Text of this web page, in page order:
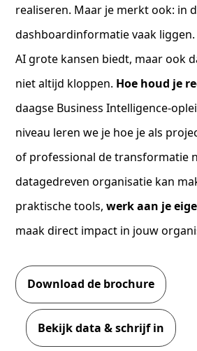
realiseren. Maar je merkt ook: in
dashboardinformatie vaak
AI grote kansen biedt, maar ook
niet altijd kloppen. Hoe houd je
daagse Business Intelligence-
niveau leren we je hoe je als
of professional de transformatie
datagedreven organisatie kan
praktische tools,werk aan je
maak direct impact in jouw
Download de brochure
Bekijk data & schrijf in